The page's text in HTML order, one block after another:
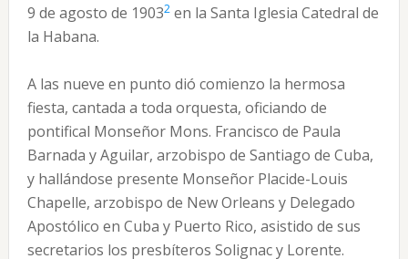
9 de agosto de 19032en la Santa Iglesia Catedral de
la Habana.
A las nueve en punto dió comienzo la hermosa
fiesta, cantada a toda orquesta, oficiando de
pontifical Monseñor Mons. Francisco de Paula
Barnada y Aguilar, arzobispo de Santiago de Cuba,
y hallándose presente Monseñor Placide-Louis
Chapelle, arzobispo de New Orleans y Delegado
Apostólico en Cuba y Puerto Rico, asistido de sus
secretarios los presbíteros Solignac y Lorente.